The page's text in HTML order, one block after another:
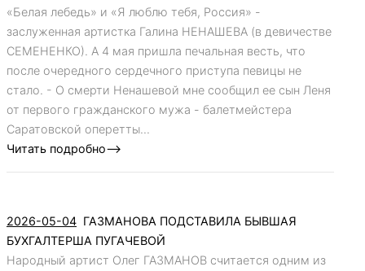
«Белая лебедь» и «Я люблю тебя, Россия» -
заслуженная артистка Галина НЕНАШЕВА (в девичестве
СЕМЕНЕНКО). А 4 мая пришла печальная весть, что
после очередного сердечного приступа певицы не
стало. - О смерти Ненашевой мне сообщил ее сын Леня
от первого гражданского мужа - балетмейстера
Саратовской оперетты...
Читать подробно-->
2026-05-04 ГАЗМАНОВА ПОДСТАВИЛА БЫВШАЯ
БУХГАЛТЕРША ПУГАЧЕВОЙ
Народный артист Олег ГАЗМАНОВ считается одним из